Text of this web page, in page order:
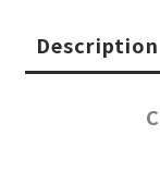
Description